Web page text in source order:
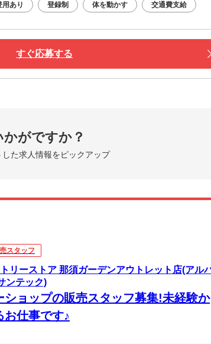
用あり 登録制 体を動かす 交通費支給
すぐ応募する
がですか？
た求人情報をピックアップ
スタッフ
リーストア 那須ガーデンアウトレット店(アル
ンテック)
ショップの販売スタッフ募集!未経験か
お仕事です♪